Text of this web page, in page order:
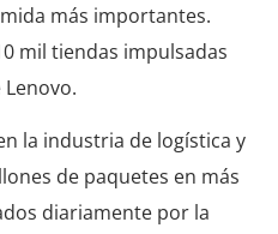
más importantes.
mil tiendas impulsadas
la industria de logística y
de paquetes en más
diariamente por la